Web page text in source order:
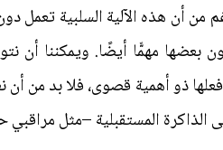
أن هذه الآلية السلبية تعمل
بعضها مهمًّا أيضًا. ويمكننا أن
ذو أهمية قصوى، فلا بد من
المستقبلية –مثل